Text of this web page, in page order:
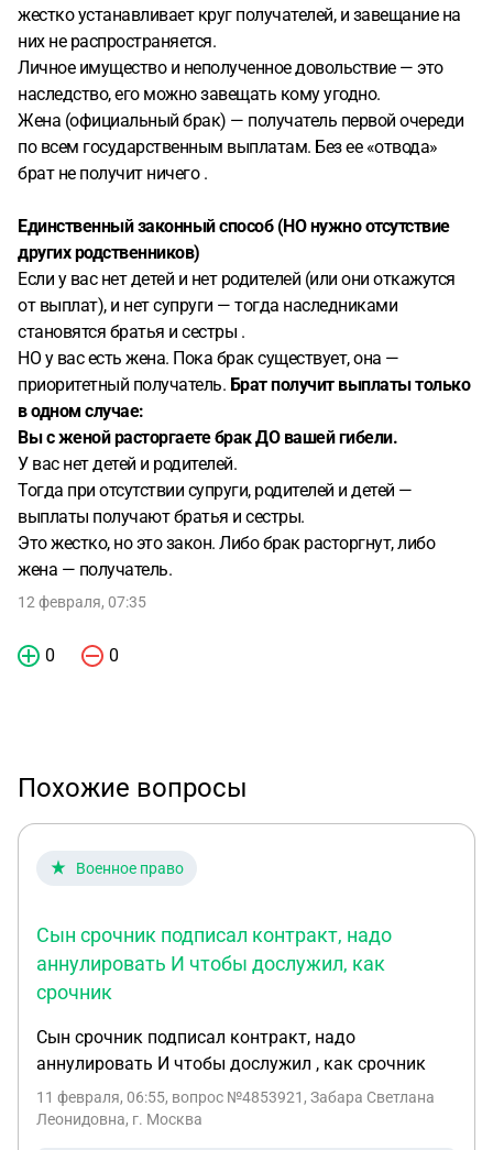
жестко устанавливает круг получателей, и завещание на
них не распространяется.
Личное имущество и неполученное довольствие — это
наследство, его можно завещать кому угодно.
Жена (официальный брак) — получатель первой очереди
по всем государственным выплатам. Без ее «отвода»
брат не получит ничего .
Единственный законный способ (НО нужно отсутствие
других родственников)
Если у вас нет детей и нет родителей (или они откажутся
от выплат), и нет супруги — тогда наследниками
становятся братья и сестры .
НО у вас есть жена. Пока брак существует, она —
приоритетный получатель. Брат получит выплаты только
в одном случае:
Вы с женой расторгаете брак ДО вашей гибели.
У вас нет детей и родителей.
Тогда при отсутствии супруги, родителей и детей —
выплаты получают братья и сестры.
Это жестко, но это закон. Либо брак расторгнут, либо
жена — получатель.
12 февраля, 07:35
0 0
Похожие вопросы
Военное право
Сын срочник подписал контракт, надо
аннулировать И чтобы дослужил, как
срочник
Сын срочник подписал контракт, надо
аннулировать И чтобы дослужил , как срочник
11 февраля, 06:55, вопрос №4853921, Забара Светлана
Леонидовна, г. Москва